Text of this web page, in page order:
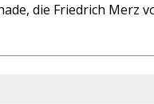
die Friedrich